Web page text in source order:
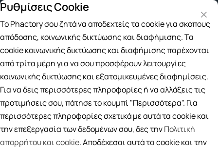
Δωρεάν μεταφορικά για αγορές άνω των
Αναζήτηση
Αρχική / ΕΠΟΧΙΑΚΑ / Eντομοαπώθηση / Σκοροαπωθητικά
Σκοροαπωθητικά
3ΠΡΟΪΟΝΤΑ
Ταξινόμηση Προβολή
Ρυθμίσεις Cookie
Το Phactory σου ζητά να αποδεχτείς τα cookie για σκοπούς
απόδοσης, κοινωνικής δικτύωσης και διαφήμισης. Τα
cookie κοινωνικής δικτύωσης και διαφήμισης παρέχονται
από τρίτα μέρη για να σου προσφέρουν λειτουργίες
κοινωνικής δικτύωσης και εξατομικευμένες διαφημίσεις.
Για να δεις περισσότερες πληροφορίες ή να αλλάξεις τις
προτιμήσεις σου, πάτησε το κουμπί "Περισσότερα". Για
περισσότερες πληροφορίες σχετικά με αυτά τα cookie και
την επεξεργασία των δεδομένων σου, δες τηνΠολιτική
απορρήτου και cookie. Αποδέχεσαι αυτά τα cookie και την